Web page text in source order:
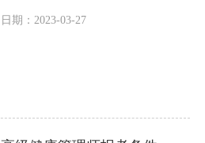
健康。健康管理师是现代医疗卫生行业
日期：2023-03-27